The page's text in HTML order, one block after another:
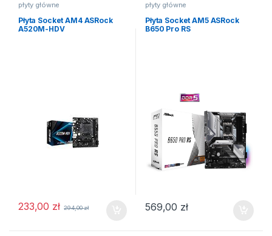
płyty główne
Płyta Socket AM4 ASRock
A520M-HDV
233,00 zł 294,00zł
płyty główne
Płyta Socket AM5 ASRock
B650 Pro RS
569,00 zł